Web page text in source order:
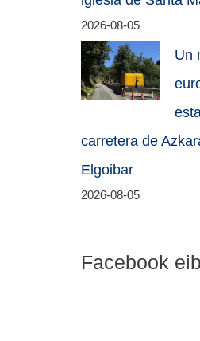
2026-08-05
Un
carretera de
Elgoibar
2026-08-05
Facebook